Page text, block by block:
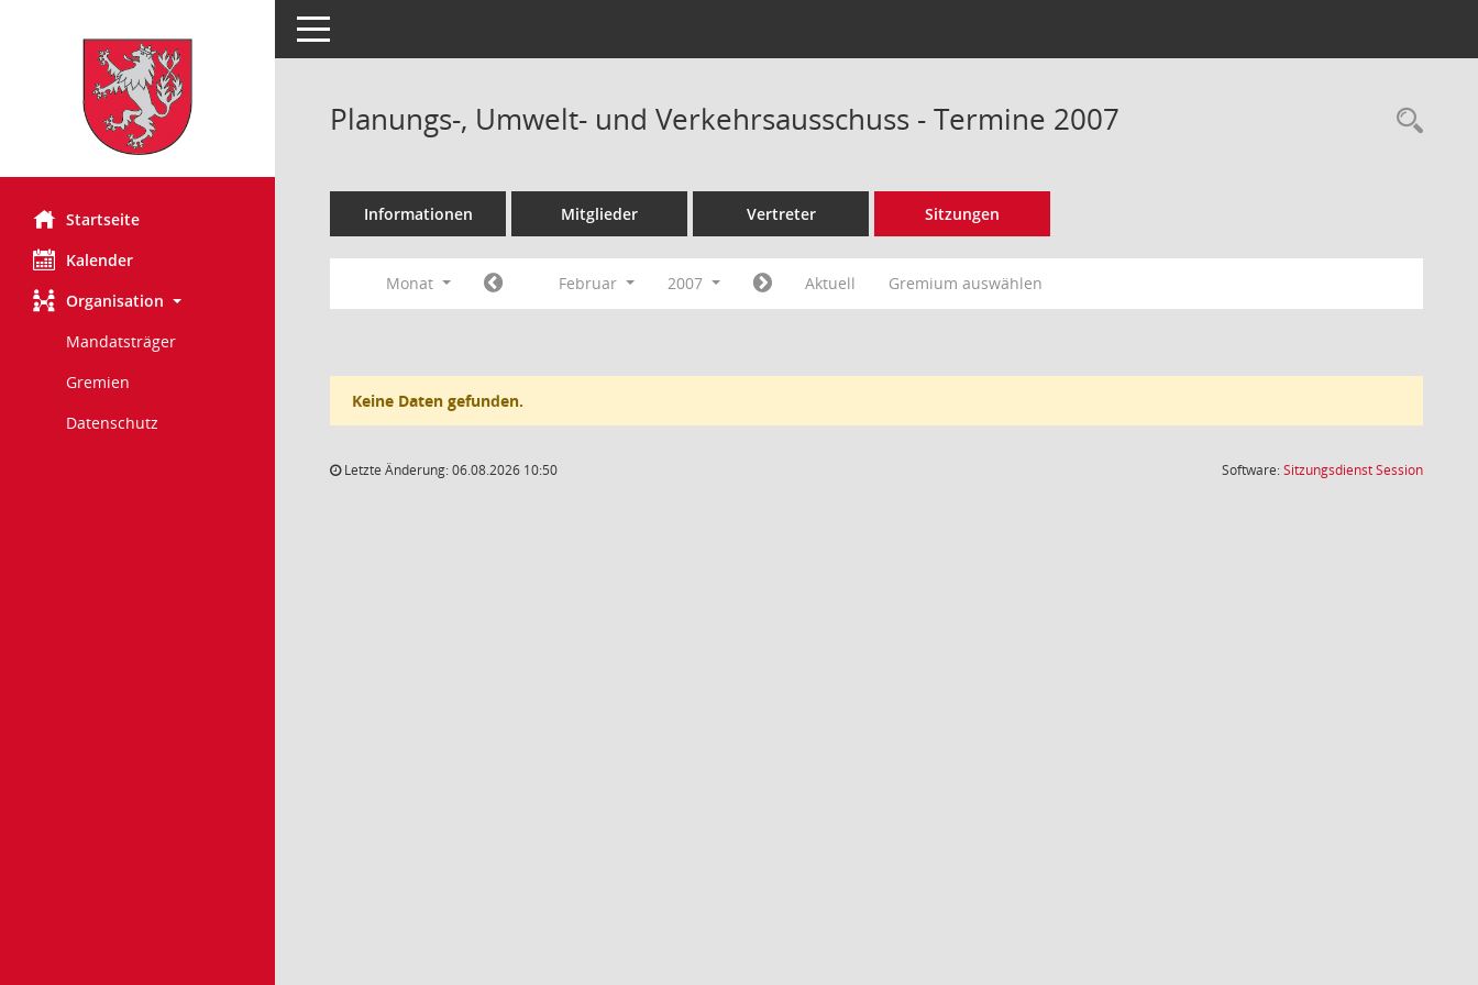
Startseite
Kalender
Organisation
Mandatsträger
Gremien
Datenschutz
Toggle navigation
Planungs-, Umwelt- und Verkehrsausschuss - Termine 2007
Informationen Mitglieder Vertreter Sitzungen
Monat Februar 2007 Aktuell Gremium auswählen
Keine Daten gefunden.
Letzte Änderung: 06.08.2026 10:50 Software:SitzungsdienstSession(Wird in